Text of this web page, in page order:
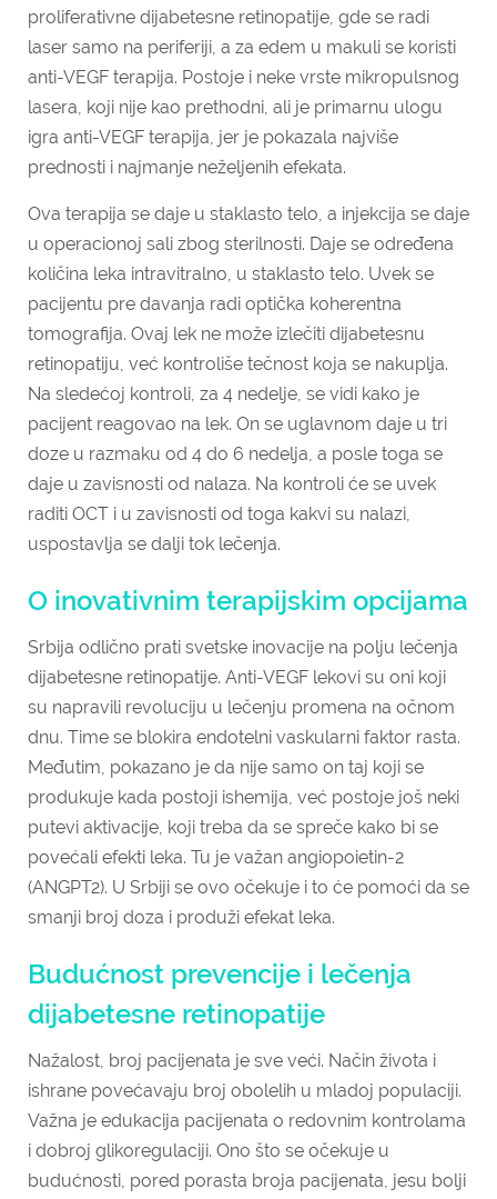
proliferativne dijabetesne retinopatije, gde se radi
laser samo na periferiji, a za edem u makuli se koristi
anti-VEGF terapija. Postoje i neke vrste mikropulsnog
lasera, koji nije kao prethodni, ali je primarnu ulogu
igra anti-VEGF terapija, jer je pokazala najviše
prednosti i najmanje neželjenih efekata.
Ova terapija se daje u staklasto telo, a injekcija se daje
u operacionoj sali zbog sterilnosti. Daje se određena
količina leka intravitralno, u staklasto telo. Uvek se
pacijentu pre davanja radi optička koherentna
tomografija. Ovaj lek ne može izlečiti dijabetesnu
retinopatiju, već kontroliše tečnost koja se nakuplja.
Na sledećoj kontroli, za 4 nedelje, se vidi kako je
pacijent reagovao na lek. On se uglavnom daje u tri
doze u razmaku od 4 do 6 nedelja, a posle toga se
daje u zavisnosti od nalaza. Na kontroli će se uvek
raditi OCT i u zavisnosti od toga kakvi su nalazi,
uspostavlja se dalji tok lečenja.
O inovativnim terapijskim opcijama
Srbija odlično prati svetske inovacije na polju lečenja
dijabetesne retinopatije. Anti-VEGF lekovi su oni koji
su napravili revoluciju u lečenju promena na očnom
dnu. Time se blokira endotelni vaskularni faktor rasta.
Međutim, pokazano je da nije samo on taj koji se
produkuje kada postoji ishemija, već postoje još neki
putevi aktivacije, koji treba da se spreče kako bi se
povećali efekti leka. Tu je važan angiopoietin-2
(ANGPT2). U Srbiji se ovo očekuje i to će pomoći da se
smanji broj doza i produži efekat leka.
Budućnost prevencije i lečenja
dijabetesne retinopatije
Nažalost, broj pacijenata je sve veći. Način života i
ishrane povećavaju broj obolelih u mladoj populaciji.
Važna je edukacija pacijenata o redovnim kontrolama
i dobroj glikoregulaciji. Ono što se očekuje u
budućnosti, pored porasta broja pacijenata, jesu bolji